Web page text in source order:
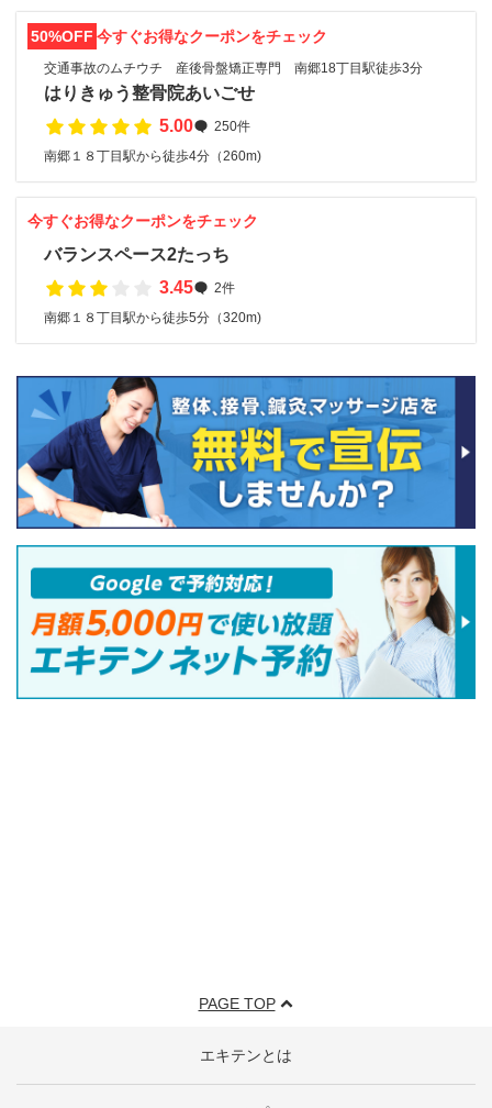
50%OFF 今すぐお得なクーポンをチェック
交通事故のムチウチ 産後骨盤矯正専門 南郷18丁目駅徒歩3分
はりきゅう整骨院あいごせ
5.00
250件
南郷１８丁目駅から徒歩4分（260m)
今すぐお得なクーポンをチェック
バランスペース2たっち
3.45
2件
南郷１８丁目駅から徒歩5分（320m)
PAGE TOP
エキテンとは